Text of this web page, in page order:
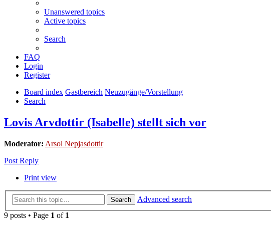
Unanswered topics
Active topics
Search
FAQ
Login
Register
Board index Gastbereich Neuzugänge/Vorstellung
Search
Lovis Arvdottir (Isabelle) stellt sich vor
Moderator: Arsol Nepjasdottir
Post Reply
Print view
Search
Advanced search
9 posts • Page 1 of 1